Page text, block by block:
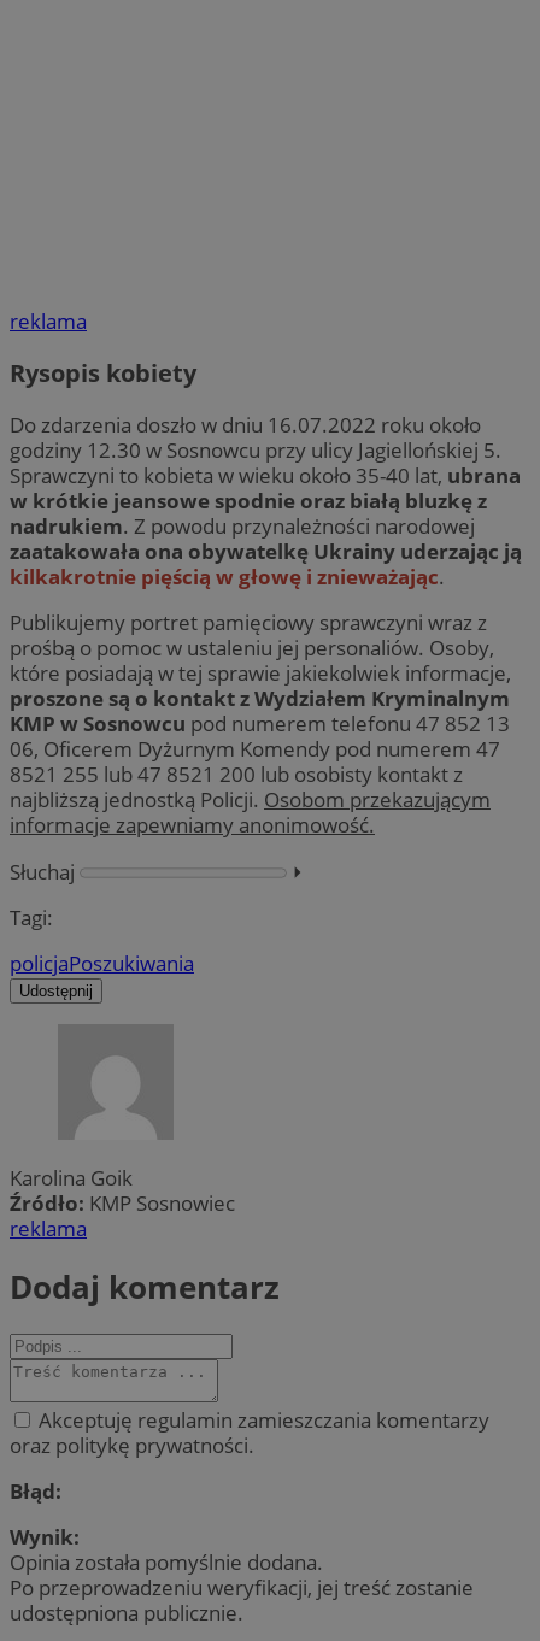
reklama
Rysopis kobiety
Do zdarzenia doszło w dniu 16.07.2022 roku około
godziny 12.30 w Sosnowcu przy ulicy Jagiellońskiej 5.
Sprawczyni to kobieta w wieku około 35-40 lat, ubrana
w krótkie jeansowe spodnie oraz białą bluzkę z
nadrukiem. Z powodu przynależności narodowej
zaatakowała ona obywatelkę Ukrainy uderzając ją
kilkakrotnie pięścią w głowę i znieważając.
Publikujemy portret pamięciowy sprawczyni wraz z
prośbą o pomoc w ustaleniu jej personaliów. Osoby,
które posiadają w tej sprawie jakiekolwiek informacje,
proszone są o kontakt z Wydziałem Kryminalnym
KMP w Sosnowcu pod numerem telefonu 47 852 13
06, Oficerem Dyżurnym Komendy pod numerem 47
8521 255 lub 47 8521 200 lub osobisty kontakt z
najbliższą jednostką Policji. Osobom przekazującym
informacje zapewniamy anonimowość.
Słuchaj
⏵︎
Tagi:
policjaPoszukiwania
Udostępnij
Karolina Goik
Źródło: KMP Sosnowiec
reklama
Dodaj komentarz
Akceptuję regulamin zamieszczania komentarzy
oraz politykę prywatności.
Błąd:
Wynik:
Opinia została pomyślnie dodana.
Po przeprowadzeniu weryfikacji, jej treść zostanie
udostępniona publicznie.